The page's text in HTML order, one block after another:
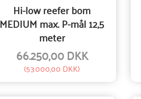
Hi-low reefer bom
MEDIUM max. P-mål 12,5
meter
66.250,00 DKK
(53.000,00 DKK)